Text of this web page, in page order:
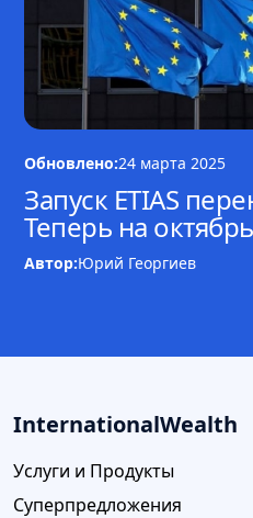
Обновлено:24 марта 2025
Запуск ETIAS
Теперь на
Автор:Юрий Георгиев
InternationalWealth
Услуги и Продукты
Суперпредложения